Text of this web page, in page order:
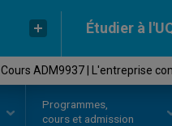
Étudier à
Cours ADM9937 | L'entreprise
Programmes,
cours et admission